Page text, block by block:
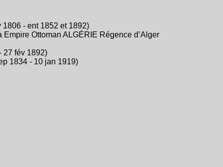
1806 - ent 1852 et 1892)
Ottoman ALGÉRIE Régence d’Alger
27 fév 1892)
1834 - 10 jan 1919)